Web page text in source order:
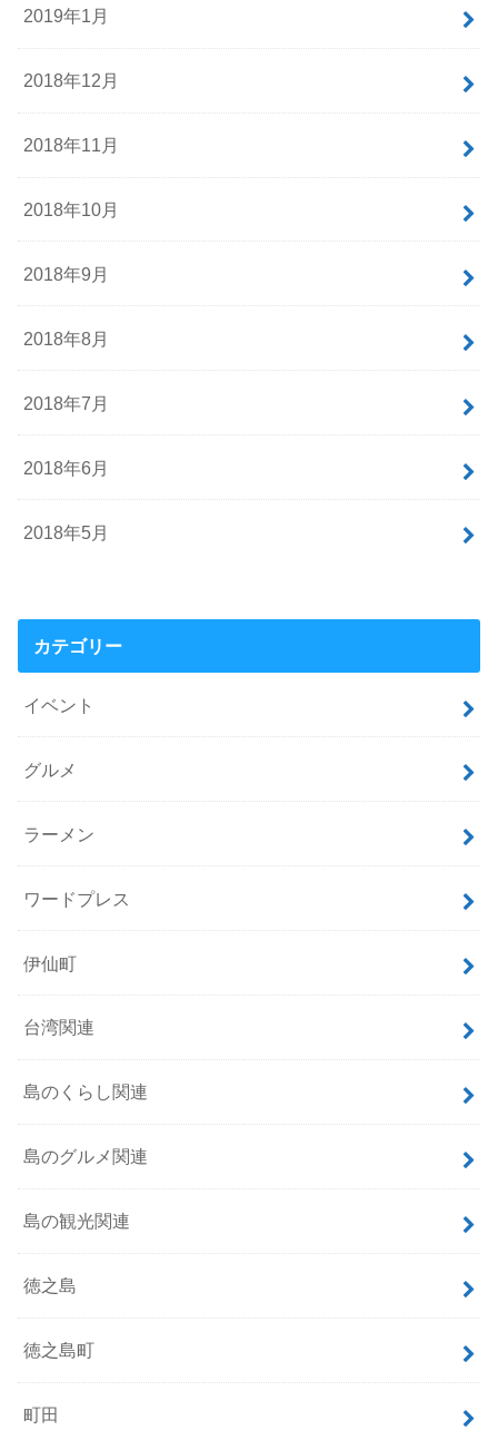
2019年1月
2018年12月
2018年11月
2018年10月
2018年9月
2018年8月
2018年7月
2018年6月
2018年5月
カテゴリー
イベント
グルメ
ラーメン
ワードプレス
伊仙町
台湾関連
島のくらし関連
島のグルメ関連
島の観光関連
徳之島
徳之島町
町田